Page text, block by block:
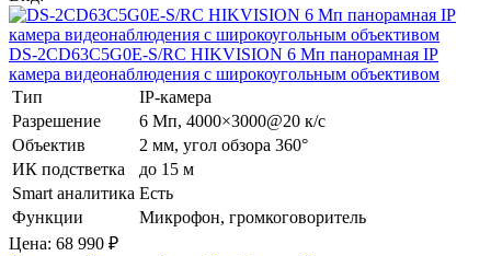
DS-2CD63C5G0E-S/RC HIKVISION 6 Мп панорамная IP
камера видеонаблюдения с широкоугольным объективом
Тип
IP-камера
Разрешение
6 Мп, 4000×3000@20 к/с
Объектив
2 мм, угол обзора 360°
ИК подстветка
до 15 м
Smart аналитика Есть
Функции
Микрофон, громкоговоритель
Цена: 68 990 ₽